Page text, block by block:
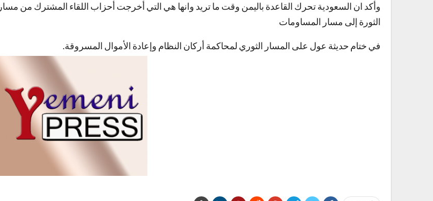
وأكد ان السعودية تحرك القاعدة باليمن وقت ما تريد وانها هي التي أخرجت أحزاب اللقاء المشترك من مسار
الثورة إلى مسار المساومات
في ختام حديثة عول على المسار الثوري لمحاكمة أركان النظام وإعادة الأموال المسروقة.